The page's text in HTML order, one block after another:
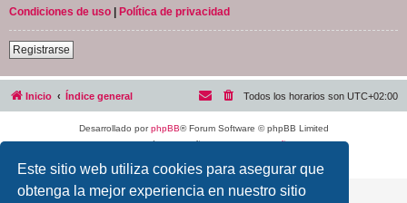
Este sitio web utiliza cookies para asegurar que
obtenga la mejor experiencia en nuestro sitio
Condiciones de uso | Política de privacidad
Registrarse
Inicio Índice general Todos los horarios son UTC+02:00
Desarrollado porphpBB® Forum Software © phpBB Limited
Traducción al español porphpBB España